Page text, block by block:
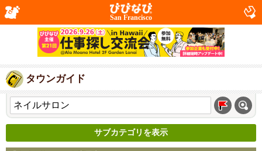
San Francisco
タウンガイド
サブカテゴリを表示